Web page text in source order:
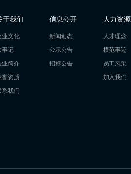
于我们
业文化
事记
业简介
誉资质
系我们
信息公开
新闻动态
公示公告
招标公告
人力资源
人才理念
模范事迹
员工风采
加入我们